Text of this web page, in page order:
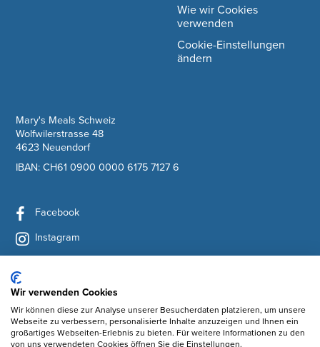
Mary's Meals Schweiz
Wolfwilerstrasse 48
4623 Neuendorf
IBAN: CH61 0900 0000 6175 7127 6
Wie wir Cookies
verwenden
Cookie-Einstellungen
ändern
Facebook
Instagram
LinkedIn
Newsletter abonnieren
Wir verwenden Cookies
Wir können diese zur Analyse unserer Besucherdaten platzieren, um unsere
Webseite zu verbessern, personalisierte Inhalte anzuzeigen und Ihnen ein
großartiges Webseiten-Erlebnis zu bieten. Für weitere Informationen zu den
von uns verwendeten Cookies öffnen Sie die Einstellungen.